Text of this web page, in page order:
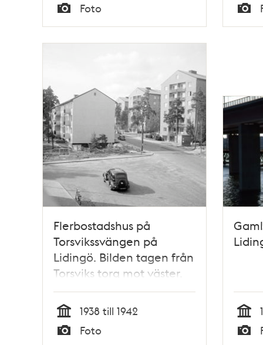
varierade från ca 2-8
månader)
Tid
Typ
Foto Tid
Typ
Flerbostadshus på
Torsvikssvängen på
Lidingö. Bilden tagen från
Torsviks torg mot väster.
Tid
1938 till 1942
Foto Tid